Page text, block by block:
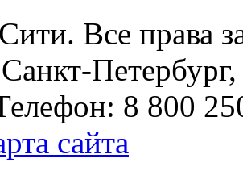
Все права
8 800
сайта